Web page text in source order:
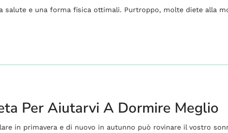
salute e una forma fisica ottimali. Purtroppo, molte diete alla
Per Aiutarvi A Dormire Meglio
in primavera e di nuovo in autunno può rovinare il vostro